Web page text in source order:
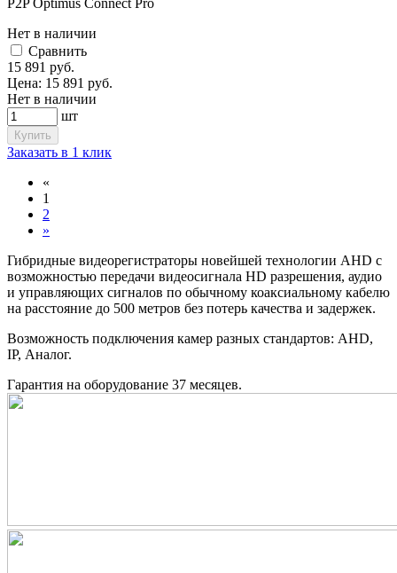
P2P Optimus Connect Pro
Нет в наличии
Cравнить
15 891 руб.
Цена: 15 891 руб.
Нет в наличии
шт
Купить
Заказать в 1 клик
«
1
2
»
Гибридные видеорегистраторы новейшей технологии AHD с
возможностью передачи видеосигнала HD разрешения, аудио
и управляющих сигналов по обычному коаксиальному кабелю
на расстояние до 500 метров без потерь качества и задержек.
Возможность подключения камер разных стандартов: AHD,
IP, Аналог.
Гарантия на оборудование 37 месяцев.